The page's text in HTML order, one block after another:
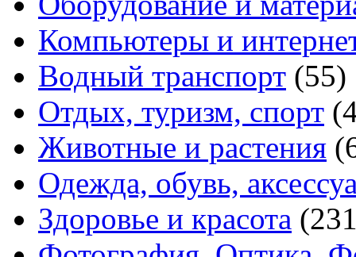
Компьютеры и
Водный транспорт (55)
Отдых, туризм, спорт
Животные и растения
Одежда, обувь,
Здоровье и красота